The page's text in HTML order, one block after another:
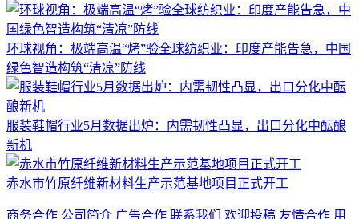
环球视角：极端高温“烤”验全球纺织业：印度产能告急，中国
绿色智造构筑“清凉”防线
服装鞋帽行业5月数据出炉：内需韧性凸显，出口分化中酝酿
新机
赤水市竹原纤维新材料生产示范基地项目正式开工
商务合作 公司简介 广告合作 联系我们 欢迎投稿 友情合作 用